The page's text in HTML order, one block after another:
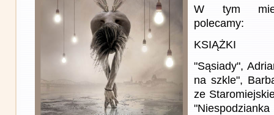
W tym
polecamy:
KSIĄŻKI
"Sąsiady",
na szkle",
ze